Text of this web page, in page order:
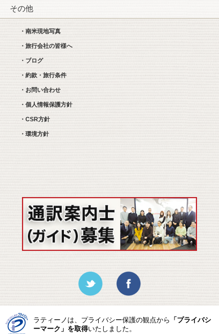
その他
・南米現地写真
・旅行会社の皆様へ
・ブログ
・約款・旅行条件
・お問い合わせ
・個人情報保護方針
・CSR方針
・環境方針
ラティーノは、プライバシー保護の観点から 「プライバシ
ーマーク」を取得いたしました。